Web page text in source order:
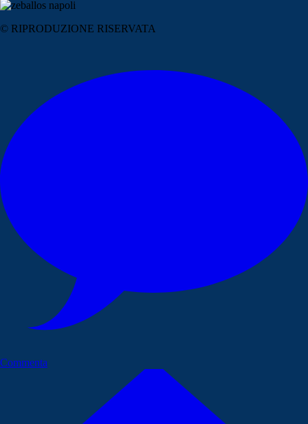
© RIPRODUZIONE RISERVATA
Commenta